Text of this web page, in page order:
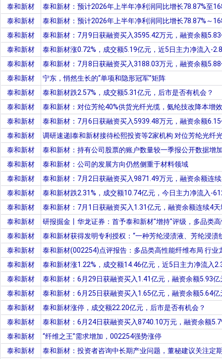
泰和新材
泰和新材：预计2026年上半年净利润同比增长78.87%至
泰和新材
泰和新材：预计2026年上半年净利润同比增长78.87%～
泰和新材
泰和新材：7月9日获融资买入3595.42万元，融资余额
泰和新材
泰和新材涨0.72%，成交额5.19亿元，近5日主力净流入-
泰和新材
泰和新材：7月8日获融资买入3188.03万元，融资余额
泰和新材
宁东，悄然生长的“单项和隐形冠军”矩阵
泰和新材
泰和新材跌2.57%，成交额5.31亿元，后市是否有机会？
泰和新材
泰和新材：对位芳纶40%供货光纤光缆，氨纶技改降本增效
泰和新材
泰和新材：7月6日获融资买入5939.48万元，融资余额
泰和新材
调研速递|泰和新材接待松熙投资等2家机构 对位芳纶光纤
泰和新材
泰和新材：持有公司股票的账户数量较一季报公开数据增
泰和新材
泰和新材：公司的发展方向仍然侧重于材料领域
泰和新材
泰和新材：7月2日获融资买入9871.49万元，融资余额连
泰和新材
泰和新材跌2.31%，成交额10.74亿元，今日主力净流入-
泰和新材
泰和新材：7月1日获融资买入1.31亿元，融资余额连续4
泰和新材
研报掘金丨华龙证券：首予泰和新材"增持"评级，多品类
泰和新材
泰和新材获得发明专利授权：“一种芳纶浸渍液、芳纶浸渍
泰和新材
泰和新材(002254)点评报告：多品类高性能纤维布局 行业
泰和新材
泰和新材涨1.22%，成交额14.46亿元，近5日主力净流入
泰和新材
泰和新材：6月29日获融资买入1.41亿元，融资余额5.93
泰和新材
泰和新材：6月25日获融资买入1.65亿元，融资余额5.64
泰和新材
泰和新材涨停，成交额22.20亿元，后市是否有机会？
泰和新材
泰和新材：6月24日获融资买入8740.10万元，融资余额
泰和新材
“纤维之王”需求增加，002254强势涨停
泰和新材
泰和新材：投资者咨询中长期产业问题，董秘建议关注定